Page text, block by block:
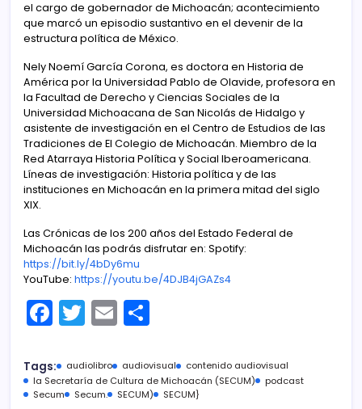
el cargo de gobernador de Michoacán; acontecimiento
que marcó un episodio sustantivo en el devenir de la
estructura política de México.
Nely Noemí García Corona, es doctora en Historia de
América por la Universidad Pablo de Olavide, profesora en
la Facultad de Derecho y Ciencias Sociales de la
Universidad Michoacana de San Nicolás de Hidalgo y
asistente de investigación en el Centro de Estudios de las
Tradiciones de El Colegio de Michoacán. Miembro de la
Red Atarraya Historia Política y Social Iberoamericana.
Líneas de investigación: Historia política y de las
instituciones en Michoacán en la primera mitad del siglo
XIX.
Las Crónicas de los 200 años del Estado Federal de
Michoacán las podrás disfrutar en: Spotify:
https://bit.ly/4bDy6mu
YouTube: https://youtu.be/4DJB4jGAZs4
F
a
c
e
T
w
itt
er
E
m
ai
l
m
p
Tags: audiolibro audiovisual
contenido audiovisual
la Secretaría de Cultura de Michoacán (SECUM)
podcast
Secum
Secum. SECUM) SECUM}